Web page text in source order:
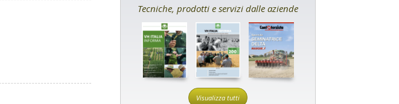
Tecniche, prodotti e servizi dalle aziende
Visualizza tutti